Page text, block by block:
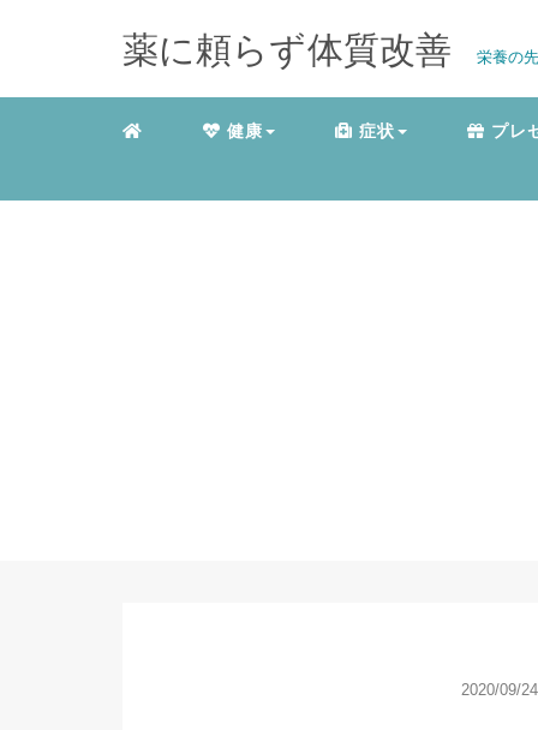
薬に頼らず体質改善 栄養の
健康 症状 プレ
2020/09/24